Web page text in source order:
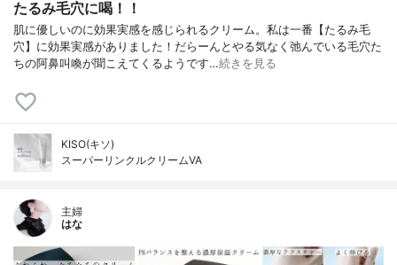
たるみ毛穴に喝！！
肌に優しいのに効果実感を感じられるクリーム。私は一番【たるみ毛
穴】に効果実感がありました！だらーんとやる気なく弛んでいる毛穴た
ちの阿鼻叫喚が聞こえてくるようです…続きを見る
KISO(キソ)
スーパーリンクルクリームVA
主婦
はな